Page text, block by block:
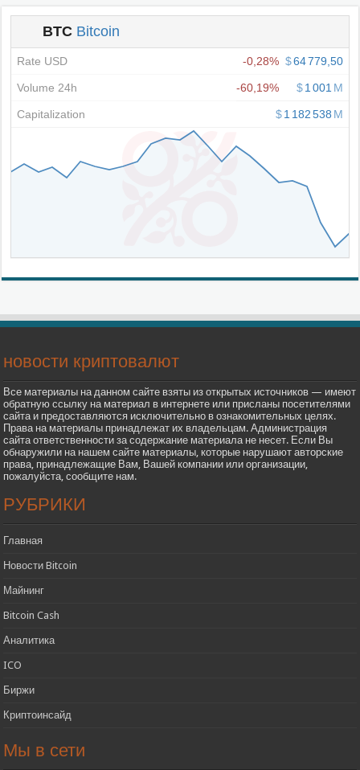
новости криптовалют
Все материалы на данном сайте взяты из открытых источников — имеют
обратную ссылку на материал в интернете или присланы посетителями
сайта и предоставляются исключительно в ознакомительных целях.
Права на материалы принадлежат их владельцам. Администрация
сайта ответственности за содержание материала не несет. Если Вы
обнаружили на нашем сайте материалы, которые нарушают авторские
права, принадлежащие Вам, Вашей компании или организации,
пожалуйста, сообщите нам.
РУБРИКИ
Главная
Новости Bitcoin
Майнинг
Bitcoin Cash
Аналитика
ICO
Биржи
Криптоинсайд
Мы в сети